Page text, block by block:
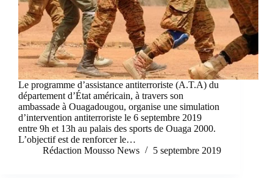
Le programme d’assistance antiterroriste (A.T.A) du
département d’État américain, à travers son
ambassade à Ouagadougou, organise une simulation
d’intervention antiterroriste le 6 septembre 2019
entre 9h et 13h au palais des sports de Ouaga 2000.
L’objectif est de renforcer le…
Rédaction Mousso News
5 septembre 2019